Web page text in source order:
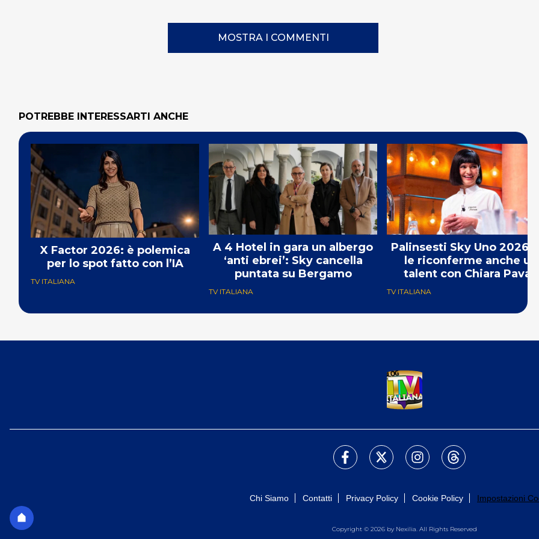
MOSTRA I COMMENTI
POTREBBE INTERESSARTI ANCHE
X Factor 2026: è polemica
per lo spot fatto con l’IA
TV ITALIANA
A 4 Hotel in gara un albergo
‘anti ebrei’: Sky cancella
puntata su Bergamo
TV ITALIANA
Palinsesti Sky Uno 2026:
le riconferme anche un
talent con Chiara Pavan
TV ITALIANA
Chi Siamo Contatti Privacy Policy Cookie Policy Impostazioni
Copyright © 2026 by Nexilia. All Rights Reserved